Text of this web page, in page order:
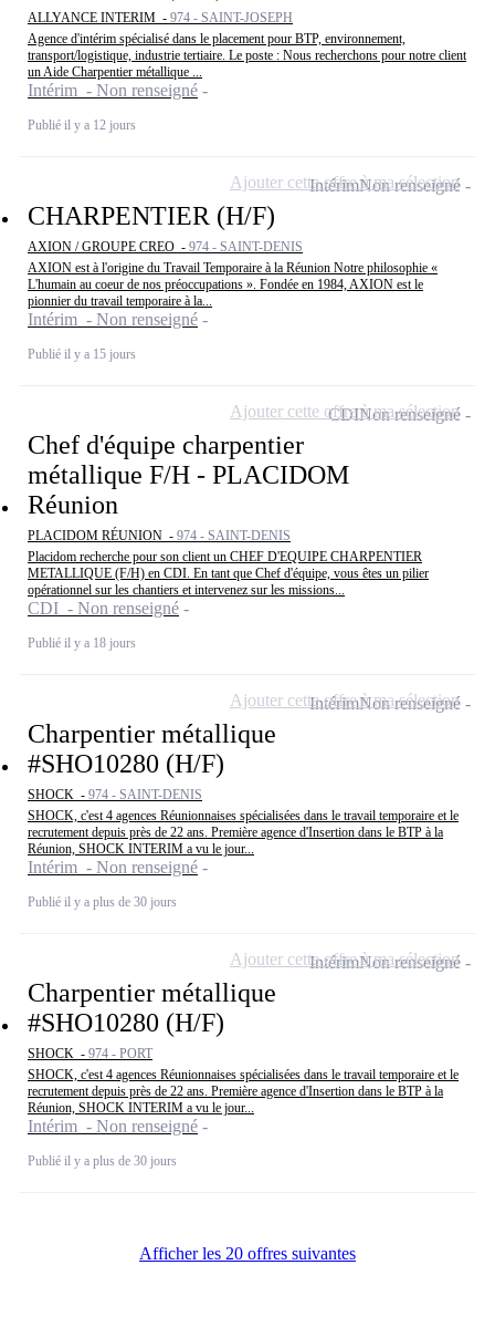
ALLYANCE INTERIM - 974 - SAINT-JOSEPH
Agence d'intérim spécialisé dans le placement pour BTP, environnement,
transport/logistique, industrie tertiaire. Le poste : Nous recherchons pour notre client
un Aide Charpentier métallique ...
Intérim - Non renseigné
Publié il y a 12 jours
CHARPENTIER (H/F)
AXION / GROUPE CREO - 974 - SAINT-DENIS
AXION est à l'origine du Travail Temporaire à la Réunion Notre philosophie «
L'humain au coeur de nos préoccupations ». Fondée en 1984, AXION est le
pionnier du travail temporaire à la...
Intérim - Non renseigné
Publié il y a 15 jours
IntérimNon renseigné
Ajouter cette offre à ma sélection
Chef d'équipe charpentier
métallique F/H - PLACIDOM
Réunion
PLACIDOM RÉUNION - 974 - SAINT-DENIS
Placidom recherche pour son client un CHEF D'EQUIPE CHARPENTIER
METALLIQUE (F/H) en CDI. En tant que Chef d'équipe, vous êtes un pilier
opérationnel sur les chantiers et intervenez sur les missions...
CDI - Non renseigné
Publié il y a 18 jours
CDINon renseigné
Ajouter cette offre à ma sélection
Charpentier métallique
#SHO10280 (H/F)
SHOCK - 974 - SAINT-DENIS
SHOCK, c'est 4 agences Réunionnaises spécialisées dans le travail temporaire et le
recrutement depuis près de 22 ans. Première agence d'Insertion dans le BTP à la
Réunion, SHOCK INTERIM a vu le jour...
Intérim - Non renseigné
Publié il y a plus de 30 jours
IntérimNon renseigné
Ajouter cette offre à ma sélection
Charpentier métallique
#SHO10280 (H/F)
SHOCK - 974 - PORT
SHOCK, c'est 4 agences Réunionnaises spécialisées dans le travail temporaire et le
recrutement depuis près de 22 ans. Première agence d'Insertion dans le BTP à la
Réunion, SHOCK INTERIM a vu le jour...
Intérim - Non renseigné
Publié il y a plus de 30 jours
IntérimNon renseigné
Ajouter cette offre à ma sélection
Afficher les 20 offres suivantes